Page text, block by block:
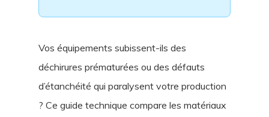
Vos équipements subissent-ils des
déchirures prématurées ou des défauts
d’étanchéité qui paralysent votre production
? Ce guide technique compare les matériaux